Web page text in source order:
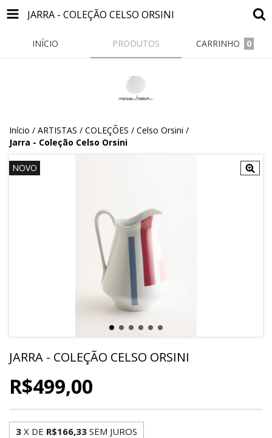
JARRA - COLEÇÃO CELSO ORSINI
INÍCIO PRODUTOS CARRINHO 0
Início / ARTISTAS / COLEÇÕES / Celso Orsini /
Jarra - Coleção Celso Orsini
NOVO
JARRA - COLEÇÃO CELSO ORSINI
R$499,00
3 X DE R$166,33 SEM JUROS